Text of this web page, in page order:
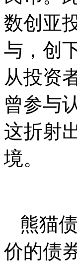
数创亚
与，创
从投资
曾参与
这折射
境。
熊猫
价的债